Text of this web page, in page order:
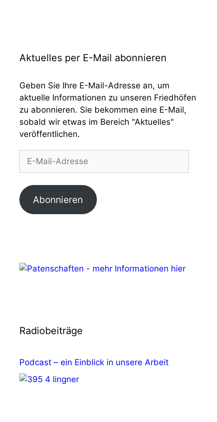
Aktuelles per E-Mail abonnieren
Geben Sie Ihre E-Mail-Adresse an, um
aktuelle Informationen zu unseren Friedhöfen
zu abonnieren. Sie bekommen eine E-Mail,
sobald wir etwas im Bereich "Aktuelles"
veröffentlichen.
Mail-
Abonnieren
Radiobeiträge
Podcast – ein Einblick in unsere Arbeit